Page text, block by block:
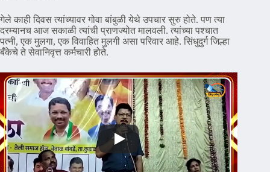
गेले काही दिवस त्यांच्यावर गोवा बांबुळी येथे उपचार सुरु होते. पण त्या
दरम्यानच आज सकाळी त्यांची प्राणज्योत मालवली. त्यांच्या पश्चात
पत्नी, एक मुलगा, एक विवाहित मुलगी असा परिवार आहे. सिंधुदुर्ग जिल्हा
बँकेचे ते सेवानिवृत्त कर्मचारी होते.